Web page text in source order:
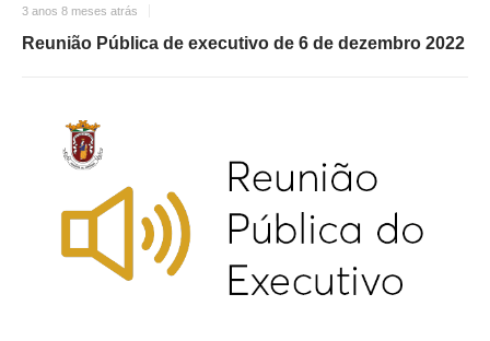
3 anos 8 meses atrás
Reunião Pública de executivo de 6 de dezembro 2022